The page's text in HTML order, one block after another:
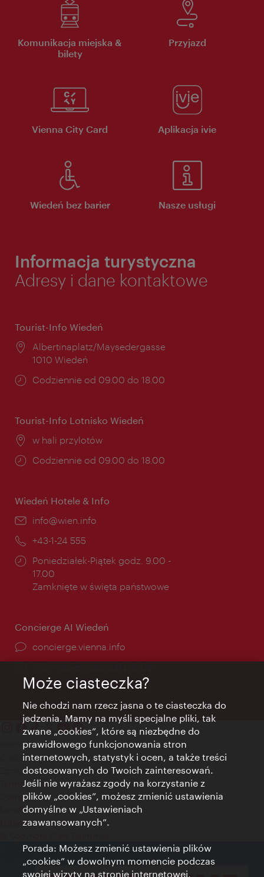
Komunikacja miejska &
bilety
Przyjazd
Vienna City Card Aplikacja ivie
Wiedeń bez barier Nasze usługi
Informacja turystyczna
Adresy i dane kontaktowe
Tourist-Info Wiedeń
Miejsce:
Albertinaplatz/Maysedergasse
1010 Wiedeń
Godziny
Codziennie od 09.00 do 18.00
Tourist-Info Lotnisko Wiedeń
Miejsce:
w hali przylotów
Godziny
Codziennie od 09.00 do 18.00
Wiedeń Hotele & Info
E-
info@wien.info
Telefon:
+43-1-24 555
Godziny
otwarcia:
Poniedziałek-Piątek godz. 9.00 -
17.00
Zamknięte w święta państwowe
Concierge AI Wiedeń
concierge.vienna.info
Kontakt
Credits
Zgoda na przetwarzanie danych osobowych
Terms of Use
Dostępność
Kontakt prasowy
Ustawienia cookies
Może ciasteczka?
Nie chodzi nam rzecz jasna o te ciasteczka do
jedzenia. Mamy na myśli specjalne pliki, tak
zwane „cookies”, które są niezbędne do
prawidłowego funkcjonowania stron
internetowych, statystyk i ocen, a także treści
dostosowanych do Twoich zainteresowań.
Jeśli nie wyrażasz zgody na korzystanie z
plików „cookies”, możesz zmienić ustawienia
domyślne w „Ustawieniach
zaawansowanych”.
Porada: Możesz zmienić ustawienia plików
„cookies” w dowolnym momencie podczas
swojej wizyty na stronie internetowej,